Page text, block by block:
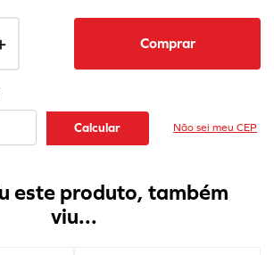
Comprar
Não sei meu CEP
este produto, também
viu...